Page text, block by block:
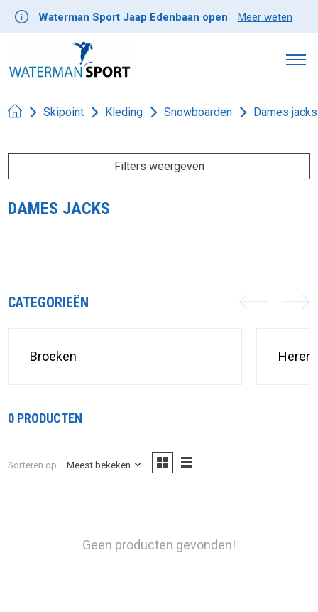
Waterman Sport Jaap Edenbaan open Meer weten
Skipoint Kleding Snowboarden Dames jacks
Filters weergeven
DAMES JACKS
CATEGORIEËN
Broeken Heren
0 PRODUCTEN
Sorteren op Meest bekeken
Geen producten gevonden!